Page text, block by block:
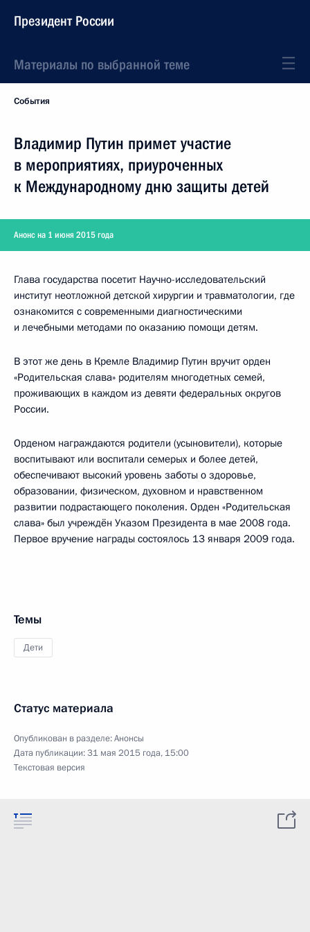
Президент России
Материалы по выбранной теме
События
Владимир Путин примет участие
в мероприятиях, приуроченных
к Международному дню защиты детей
Анонс на 1 июня 2015 года
Глава государства посетит Научно-исследовательский
институт неотложной детской хирургии и травматологии, где
ознакомится с современными диагностическими
и лечебными методами по оказанию помощи детям.
В этот же день в Кремле Владимир Путин вручит орден
«Родительская слава» родителям многодетных семей,
проживающих в каждом из девяти федеральных округов
России.
Орденом награждаются родители (усыновители), которые
воспитывают или воспитали семерых и более детей,
обеспечивают высокий уровень заботы о здоровье,
образовании, физическом, духовном и нравственном
развитии подрастающего поколения. Орден «Родительская
слава» был учреждён Указом Президента в мае 2008 года.
Первое вручение награды состоялось 13 января 2009 года.
Темы
Дети
Статус материала
Опубликован в разделе:Анонсы
Дата публикации:31 мая 2015 года, 15:00
Текстовая версия